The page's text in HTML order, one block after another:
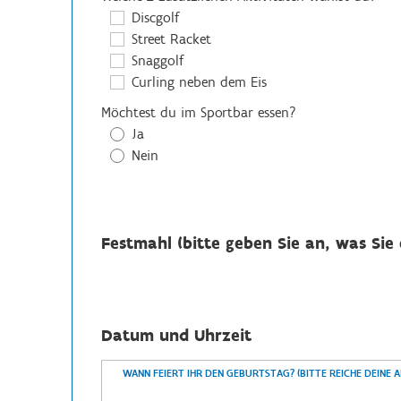
Discgolf
Street Racket
Snaggolf
Curling neben dem Eis
Möchtest du im Sportbar essen?
Ja
Nein
Festmahl (bitte geben Sie an, was Sie
Datum und Uhrzeit
WANN FEIERT IHR DEN GEBURTSTAG? (BITTE REICHE DEINE